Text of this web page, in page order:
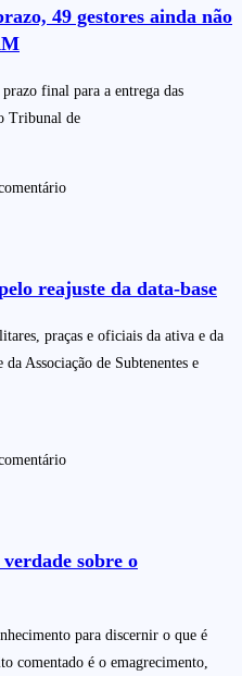
49 gestores ainda não
final para a entrega das
Tribunal de
reajuste da data-base
praças e oficiais da ativa e da
Associação de Subtenentes e
sobre o
para discernir o que é
comentado é o emagrecimento,